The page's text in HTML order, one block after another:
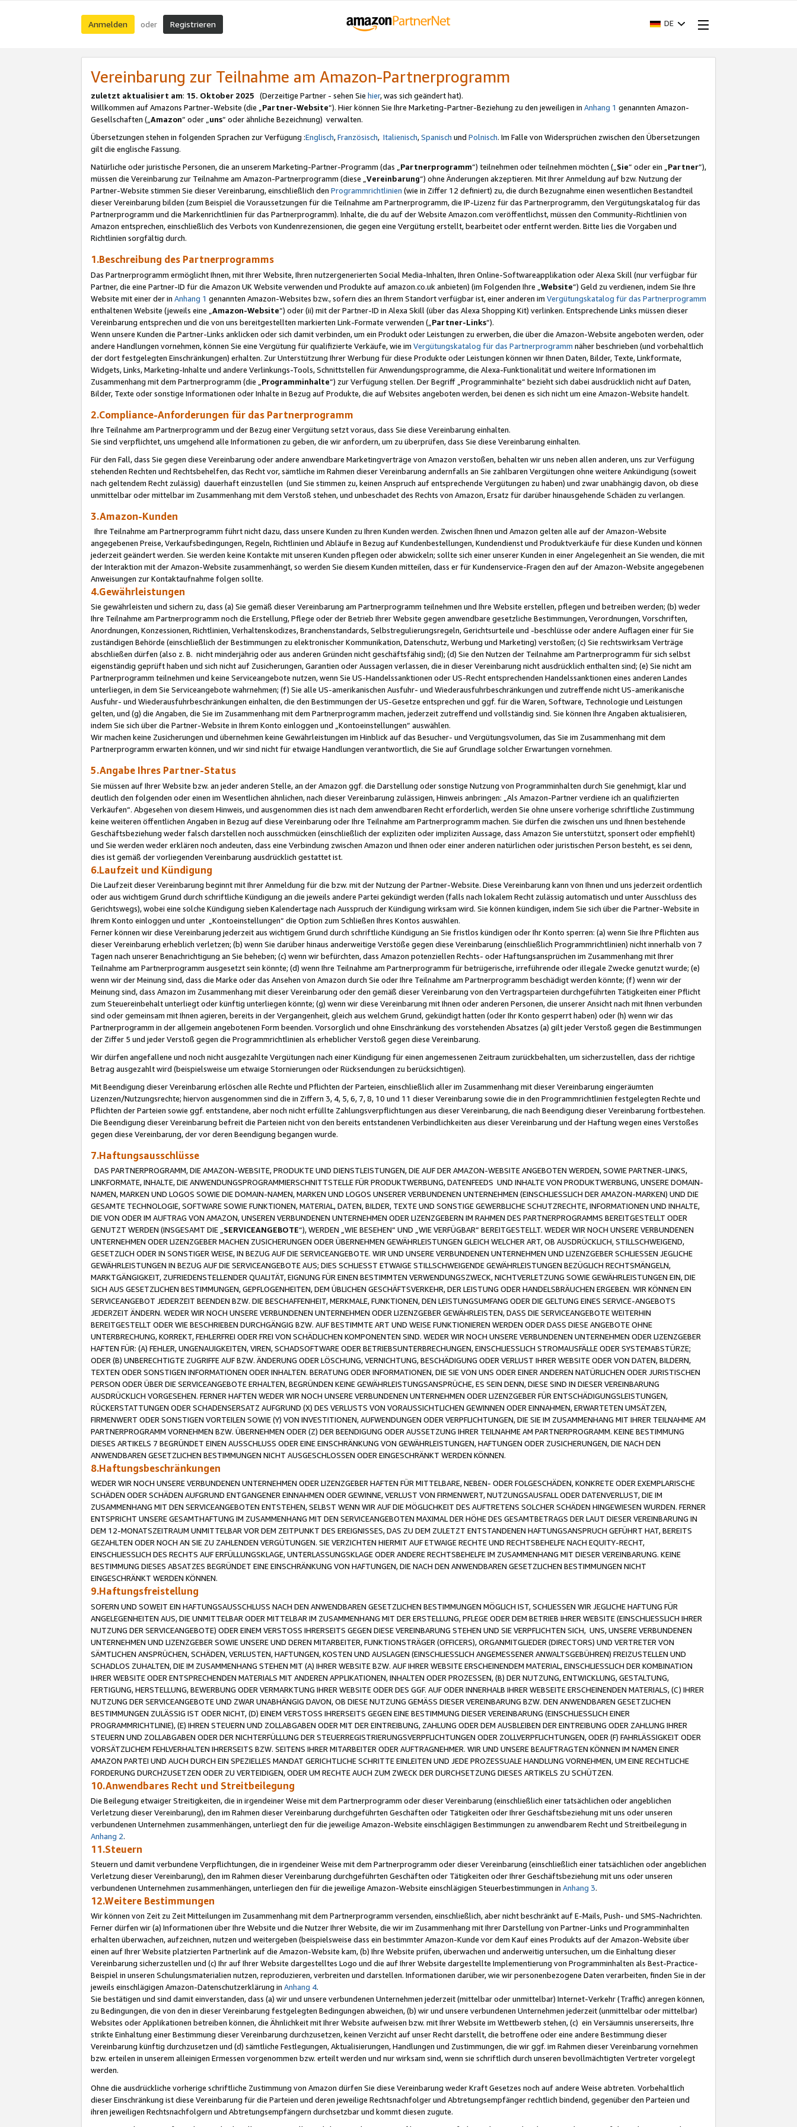
Anmelden oder Registrieren DE
Vereinbarung zur Teilnahme am Amazon-Partnerprogramm
zuletzt aktualisiert am: 15. Oktober 2025 (Derzeitige Partner - sehen Sie hier, was sich geändert hat).
Willkommen auf Amazons Partner-Website (die „Partner-Website“). Hier können Sie Ihre Marketing-Partner-Beziehung zu den jeweiligen in Anhang 1 genannten Amazon-
Gesellschaften („Amazon“ oder „uns“ oder ähnliche Bezeichnung) verwalten.
Übersetzungen stehen in folgenden Sprachen zur Verfügung :Englisch,Französisch, Italienisch,Spanisch und Polnisch. Im Falle von Widersprüchen zwischen den Übersetzungen
gilt die englische Fassung.
Natürliche oder juristische Personen, die an unserem Marketing-Partner-Programm (das „Partnerprogramm“) teilnehmen oder teilnehmen möchten („Sie“ oder ein „Partner“),
müssen die Vereinbarung zur Teilnahme am Amazon-Partnerprogramm (diese „Vereinbarung“) ohne Änderungen akzeptieren. Mit Ihrer Anmeldung auf bzw. Nutzung der
Partner-Website stimmen Sie dieser Vereinbarung, einschließlich den Programmrichtlinien (wie in Ziffer 12 definiert) zu, die durch Bezugnahme einen wesentlichen Bestandteil
dieser Vereinbarung bilden (zum Beispiel die Voraussetzungen für die Teilnahme am Partnerprogramm, die IP-Lizenz für das Partnerprogramm, den Vergütungskatalog für das
Partnerprogramm und die Markenrichtlinien für das Partnerprogramm). Inhalte, die du auf der Website Amazon.com veröffentlichst, müssen den Community-Richtlinien von
Amazon entsprechen, einschließlich des Verbots von Kundenrezensionen, die gegen eine Vergütung erstellt, bearbeitet oder entfernt werden. Bitte lies die Vorgaben und
Richtlinien sorgfältig durch.
1.Beschreibung des Partnerprogramms
Das Partnerprogramm ermöglicht Ihnen, mit Ihrer Website, Ihren nutzergenerierten Social Media-Inhalten, Ihren Online-Softwareapplikation oder Alexa Skill (nur verfügbar für
Partner, die eine Partner-ID für die Amazon UK Website verwenden und Produkte auf amazon.co.uk anbieten) (im Folgenden Ihre „ Website“) Geld zu verdienen, indem Sie Ihre
Website mit einer der in Anhang 1 genannten Amazon-Websites bzw., sofern dies an Ihrem Standort verfügbar ist, einer anderen im Vergütungskatalog für das Partnerprogramm
enthaltenen Website (jeweils eine „ Amazon-Website“) oder (ii) mit der Partner-ID in Alexa Skill (über das Alexa Shopping Kit) verlinken. Entsprechende Links müssen dieser
Vereinbarung entsprechen und die von uns bereitgestellten markierten Link-Formate verwenden („ Partner-Links“).
Wenn unsere Kunden die Partner-Links anklicken oder sich damit verbinden, um ein Produkt oder Leistungen zu erwerben, die über die Amazon-Website angeboten werden, oder
andere Handlungen vornehmen, können Sie eine Vergütung für qualifizierte Verkäufe, wie im Vergütungskatalog für das Partnerprogramm näher beschrieben (und vorbehaltlich
der dort festgelegten Einschränkungen) erhalten. Zur Unterstützung Ihrer Werbung für diese Produkte oder Leistungen können wir Ihnen Daten, Bilder, Texte, Linkformate,
Widgets, Links, Marketing-Inhalte und andere Verlinkungs-Tools, Schnittstellen für Anwendungsprogramme, die Alexa-Funktionalität und weitere Informationen im
Zusammenhang mit dem Partnerprogramm (die „ Programminhalte“) zur Verfügung stellen. Der Begriff „Programminhalte“ bezieht sich dabei ausdrücklich nicht auf Daten,
Bilder, Texte oder sonstige Informationen oder Inhalte in Bezug auf Produkte, die auf Websites angeboten werden, bei denen es sich nicht um eine Amazon-Website handelt.
2.Compliance-Anforderungen für das Partnerprogramm
Ihre Teilnahme am Partnerprogramm und der Bezug einer Vergütung setzt voraus, dass Sie diese Vereinbarung einhalten.
Sie sind verpflichtet, uns umgehend alle Informationen zu geben, die wir anfordern, um zu überprüfen, dass Sie diese Vereinbarung einhalten.
Für den Fall, dass Sie gegen diese Vereinbarung oder andere anwendbare Marketingverträge von Amazon verstoßen, behalten wir uns neben allen anderen, uns zur Verfügung
stehenden Rechten und Rechtsbehelfen, das Recht vor, sämtliche im Rahmen dieser Vereinbarung andernfalls an Sie zahlbaren Vergütungen ohne weitere Ankündigung (soweit
nach geltendem Recht zulässig) dauerhaft einzustellen (und Sie stimmen zu, keinen Anspruch auf entsprechende Vergütungen zu haben) und zwar unabhängig davon, ob diese
unmittelbar oder mittelbar im Zusammenhang mit dem Verstoß stehen, und unbeschadet des Rechts von Amazon, Ersatz für darüber hinausgehende Schäden zu verlangen.
3.Amazon-Kunden
Ihre Teilnahme am Partnerprogramm führt nicht dazu, dass unsere Kunden zu Ihren Kunden werden. Zwischen Ihnen und Amazon gelten alle auf der Amazon-Website
angegebenen Preise, Verkaufsbedingungen, Regeln, Richtlinien und Abläufe in Bezug auf Kundenbestellungen, Kundendienst und Produktverkäufe für diese Kunden und können
jederzeit geändert werden. Sie werden keine Kontakte mit unseren Kunden pflegen oder abwickeln; sollte sich einer unserer Kunden in einer Angelegenheit an Sie wenden, die mit
der Interaktion mit der Amazon-Website zusammenhängt, so werden Sie diesem Kunden mitteilen, dass er für Kundenservice-Fragen den auf der Amazon-Website angegebenen
Anweisungen zur Kontaktaufnahme folgen sollte.
4.Gewährleistungen
Sie gewährleisten und sichern zu, dass (a) Sie gemäß dieser Vereinbarung am Partnerprogramm teilnehmen und Ihre Website erstellen, pflegen und betreiben werden; (b) weder
Ihre Teilnahme am Partnerprogramm noch die Erstellung, Pflege oder der Betrieb Ihrer Website gegen anwendbare gesetzliche Bestimmungen, Verordnungen, Vorschriften,
Anordnungen, Konzessionen, Richtlinien, Verhaltenskodizes, Branchenstandards, Selbstregulierungsregeln, Gerichtsurteile und -beschlüsse oder andere Auflagen einer für Sie
zuständigen Behörde (einschließlich der Bestimmungen zu elektronischer Kommunikation, Datenschutz, Werbung und Marketing) verstoßen; (c) Sie rechtswirksam Verträge
abschließen dürfen (also z. B. nicht minderjährig oder aus anderen Gründen nicht geschäftsfähig sind); (d) Sie den Nutzen der Teilnahme am Partnerprogramm für sich selbst
eigenständig geprüft haben und sich nicht auf Zusicherungen, Garantien oder Aussagen verlassen, die in dieser Vereinbarung nicht ausdrücklich enthalten sind; (e) Sie nicht am
Partnerprogramm teilnehmen und keine Serviceangebote nutzen, wenn Sie US-Handelssanktionen oder US-Recht entsprechenden Handelssanktionen eines anderen Landes
unterliegen, in dem Sie Serviceangebote wahrnehmen; (f) Sie alle US-amerikanischen Ausfuhr- und Wiederausfuhrbeschränkungen und zutreffende nicht US-amerikanische
Ausfuhr- und Wiederausfuhrbeschränkungen einhalten, die den Bestimmungen der US-Gesetze entsprechen und ggf. für die Waren, Software, Technologie und Leistungen
gelten, und (g) die Angaben, die Sie im Zusammenhang mit dem Partnerprogramm machen, jederzeit zutreffend und vollständig sind. Sie können Ihre Angaben aktualisieren,
indem Sie sich über die Partner-Website in Ihrem Konto einloggen und „Kontoeinstellungen“ auswählen.
Wir machen keine Zusicherungen und übernehmen keine Gewährleistungen im Hinblick auf das Besucher- und Vergütungsvolumen, das Sie im Zusammenhang mit dem
Partnerprogramm erwarten können, und wir sind nicht für etwaige Handlungen verantwortlich, die Sie auf Grundlage solcher Erwartungen vornehmen.
5.Angabe Ihres Partner-Status
Sie müssen auf Ihrer Website bzw. an jeder anderen Stelle, an der Amazon ggf. die Darstellung oder sonstige Nutzung von Programminhalten durch Sie genehmigt, klar und
deutlich den folgenden oder einen im Wesentlichen ähnlichen, nach dieser Vereinbarung zulässigen, Hinweis anbringen: „Als Amazon-Partner verdiene ich an qualifizierten
Verkäufen“. Abgesehen von diesem Hinweis, und ausgenommen dies ist nach dem anwendbaren Recht erforderlich, werden Sie ohne unsere vorherige schriftliche Zustimmung
keine weiteren öffentlichen Angaben in Bezug auf diese Vereinbarung oder Ihre Teilnahme am Partnerprogramm machen. Sie dürfen die zwischen uns und Ihnen bestehende
Geschäftsbeziehung weder falsch darstellen noch ausschmücken (einschließlich der expliziten oder impliziten Aussage, dass Amazon Sie unterstützt, sponsert oder empfiehlt)
und Sie werden weder erklären noch andeuten, dass eine Verbindung zwischen Amazon und Ihnen oder einer anderen natürlichen oder juristischen Person besteht, es sei denn,
dies ist gemäß der vorliegenden Vereinbarung ausdrücklich gestattet ist.
6.Laufzeit und Kündigung
Die Laufzeit dieser Vereinbarung beginnt mit Ihrer Anmeldung für die bzw. mit der Nutzung der Partner-Website. Diese Vereinbarung kann von Ihnen und uns jederzeit ordentlich
oder aus wichtigem Grund durch schriftliche Kündigung an die jeweils andere Partei gekündigt werden (falls nach lokalem Recht zulässig automatisch und unter Ausschluss des
Gerichtswegs), wobei eine solche Kündigung sieben Kalendertage nach Ausspruch der Kündigung wirksam wird. Sie können kündigen, indem Sie sich über die Partner-Website in
Ihrem Konto einloggen und unter „Kontoeinstellungen“ die Option zum Schließen Ihres Kontos auswählen.
Ferner können wir diese Vereinbarung jederzeit aus wichtigem Grund durch schriftliche Kündigung an Sie fristlos kündigen oder Ihr Konto sperren: (a) wenn Sie Ihre Pflichten aus
dieser Vereinbarung erheblich verletzen; (b) wenn Sie darüber hinaus anderweitige Verstöße gegen diese Vereinbarung (einschließlich Programmrichtlinien) nicht innerhalb von 7
Tagen nach unserer Benachrichtigung an Sie beheben; (c) wenn wir befürchten, dass Amazon potenziellen Rechts- oder Haftungsansprüchen im Zusammenhang mit Ihrer
Teilnahme am Partnerprogramm ausgesetzt sein könnte; (d) wenn Ihre Teilnahme am Partnerprogramm für betrügerische, irreführende oder illegale Zwecke genutzt wurde; (e)
wenn wir der Meinung sind, dass die Marke oder das Ansehen von Amazon durch Sie oder Ihre Teilnahme am Partnerprogramm beschädigt werden könnte; (f) wenn wir der
Meinung sind, dass Amazon im Zusammenhang mit dieser Vereinbarung oder den gemäß dieser Vereinbarung von den Vertragsparteien durchgeführten Tätigkeiten einer Pflicht
zum Steuereinbehalt unterliegt oder künftig unterliegen könnte; (g) wenn wir diese Vereinbarung mit Ihnen oder anderen Personen, die unserer Ansicht nach mit Ihnen verbunden
sind oder gemeinsam mit Ihnen agieren, bereits in der Vergangenheit, gleich aus welchem Grund, gekündigt hatten (oder Ihr Konto gesperrt haben) oder (h) wenn wir das
Partnerprogramm in der allgemein angebotenen Form beenden. Vorsorglich und ohne Einschränkung des vorstehenden Absatzes (a) gilt jeder Verstoß gegen die Bestimmungen
der Ziffer 5 und jeder Verstoß gegen die Programmrichtlinien als erheblicher Verstoß gegen diese Vereinbarung.
Wir dürfen angefallene und noch nicht ausgezahlte Vergütungen nach einer Kündigung für einen angemessenen Zeitraum zurückbehalten, um sicherzustellen, dass der richtige
Betrag ausgezahlt wird (beispielsweise um etwaige Stornierungen oder Rücksendungen zu berücksichtigen).
Mit Beendigung dieser Vereinbarung erlöschen alle Rechte und Pflichten der Parteien, einschließlich aller im Zusammenhang mit dieser Vereinbarung eingeräumten
Lizenzen/Nutzungsrechte; hiervon ausgenommen sind die in Ziffern 3, 4, 5, 6, 7, 8, 10 und 11 dieser Vereinbarung sowie die in den Programmrichtlinien festgelegten Rechte und
Pflichten der Parteien sowie ggf. entstandene, aber noch nicht erfüllte Zahlungsverpflichtungen aus dieser Vereinbarung, die nach Beendigung dieser Vereinbarung fortbestehen.
Die Beendigung dieser Vereinbarung befreit die Parteien nicht von den bereits entstandenen Verbindlichkeiten aus dieser Vereinbarung und der Haftung wegen eines Verstoßes
gegen diese Vereinbarung, der vor deren Beendigung begangen wurde.
7.Haftungsausschlüsse
DAS PARTNERPROGRAMM, DIE AMAZON-WEBSITE, PRODUKTE UND DIENSTLEISTUNGEN, DIE AUF DER AMAZON-WEBSITE ANGEBOTEN WERDEN, SOWIE PARTNER-LINKS,
LINKFORMATE, INHALTE, DIE ANWENDUNGSPROGRAMMIERSCHNITTSTELLE FÜR PRODUKTWERBUNG, DATENFEEDS UND INHALTE VON PRODUKTWERBUNG, UNSERE DOMAIN-
NAMEN, MARKEN UND LOGOS SOWIE DIE DOMAIN-NAMEN, MARKEN UND LOGOS UNSERER VERBUNDENEN UNTERNEHMEN (EINSCHLIESSLICH DER AMAZON-MARKEN) UND DIE
GESAMTE TECHNOLOGIE, SOFTWARE SOWIE FUNKTIONEN, MATERIAL, DATEN, BILDER, TEXTE UND SONSTIGE GEWERBLICHE SCHUTZRECHTE, INFORMATIONEN UND INHALTE,
DIE VON ODER IM AUFTRAG VON AMAZON, UNSEREN VERBUNDENEN UNTERNEHMEN ODER LIZENZGEBERN IM RAHMEN DES PARTNERPROGRAMMS BEREITGESTELLT ODER
GENUTZT WERDEN (INSGESAMT DIE „ SERVICEANGEBOTE“), WERDEN „WIE BESEHEN“ UND „WIE VERFÜGBAR“ BEREITGESTELLT. WEDER WIR NOCH UNSERE VERBUNDENEN
UNTERNEHMEN ODER LIZENZGEBER MACHEN ZUSICHERUNGEN ODER ÜBERNEHMEN GEWÄHRLEISTUNGEN GLEICH WELCHER ART, OB AUSDRÜCKLICH, STILLSCHWEIGEND,
GESETZLICH ODER IN SONSTIGER WEISE, IN BEZUG AUF DIE SERVICEANGEBOTE. WIR UND UNSERE VERBUNDENEN UNTERNEHMEN UND LIZENZGEBER SCHLIESSEN JEGLICHE
GEWÄHRLEISTUNGEN IN BEZUG AUF DIE SERVICEANGEBOTE AUS; DIES SCHLIESST ETWAIGE STILLSCHWEIGENDE GEWÄHRLEISTUNGEN BEZÜGLICH RECHTSMÄNGELN,
MARKTGÄNGIGKEIT, ZUFRIEDENSTELLENDER QUALITÄT, EIGNUNG FÜR EINEN BESTIMMTEN VERWENDUNGSZWECK, NICHTVERLETZUNG SOWIE GEWÄHRLEISTUNGEN EIN, DIE
SICH AUS GESETZLICHEN BESTIMMUNGEN, GEPFLOGENHEITEN, DEM ÜBLICHEN GESCHÄFTSVERKEHR, DER LEISTUNG ODER HANDELSBRÄUCHEN ERGEBEN. WIR KÖNNEN EIN
SERVICEANGEBOT JEDERZEIT BEENDEN BZW. DIE BESCHAFFENHEIT, MERKMALE, FUNKTIONEN, DEN LEISTUNGSUMFANG ODER DIE GELTUNG EINES SERVICE-ANGEBOTS
JEDERZEIT ÄNDERN. WEDER WIR NOCH UNSERE VERBUNDENEN UNTERNEHMEN ODER LIZENZGEBER GEWÄHRLEISTEN, DASS DIE SERVICEANGEBOTE WEITERHIN
BEREITGESTELLT ODER WIE BESCHRIEBEN DURCHGÄNGIG BZW. AUF BESTIMMTE ART UND WEISE FUNKTIONIEREN WERDEN ODER DASS DIESE ANGEBOTE OHNE
UNTERBRECHUNG, KORREKT, FEHLERFREI ODER FREI VON SCHÄDLICHEN KOMPONENTEN SIND. WEDER WIR NOCH UNSERE VERBUNDENEN UNTERNEHMEN ODER LIZENZGEBER
HAFTEN FÜR: (A) FEHLER, UNGENAUIGKEITEN, VIREN, SCHADSOFTWARE ODER BETRIEBSUNTERBRECHUNGEN, EINSCHLIESSLICH STROMAUSFÄLLE ODER SYSTEMABSTÜRZE;
ODER (B) UNBERECHTIGTE ZUGRIFFE AUF BZW. ÄNDERUNG ODER LÖSCHUNG, VERNICHTUNG, BESCHÄDIGUNG ODER VERLUST IHRER WEBSITE ODER VON DATEN, BILDERN,
TEXTEN ODER SONSTIGEN INFORMATIONEN ODER INHALTEN. BERATUNG ODER INFORMATIONEN, DIE SIE VON UNS ODER EINER ANDEREN NATÜRLICHEN ODER JURISTISCHEN
PERSON ODER ÜBER DIE SERVICEANGEBOTE ERHALTEN, BEGRÜNDEN KEINE GEWÄHRLEISTUNGSANSPRÜCHE, ES SEIN DENN, DIESE SIND IN DIESER VEREINBARUNG
AUSDRÜCKLICH VORGESEHEN. FERNER HAFTEN WEDER WIR NOCH UNSERE VERBUNDENEN UNTERNEHMEN ODER LIZENZGEBER FÜR ENTSCHÄDIGUNGSLEISTUNGEN,
RÜCKERSTATTUNGEN ODER SCHADENSERSATZ AUFGRUND (X) DES VERLUSTS VON VORAUSSICHTLICHEN GEWINNEN ODER EINNAHMEN, ERWARTETEN UMSÄTZEN,
FIRMENWERT ODER SONSTIGEN VORTEILEN SOWIE (Y) VON INVESTITIONEN, AUFWENDUNGEN ODER VERPFLICHTUNGEN, DIE SIE IM ZUSAMMENHANG MIT IHRER TEILNAHME AM
PARTNERPROGRAMM VORNEHMEN BZW. ÜBERNEHMEN ODER (Z) DER BEENDIGUNG ODER AUSSETZUNG IHRER TEILNAHME AM PARTNERPROGRAMM. KEINE BESTIMMUNG
DIESES ARTIKELS 7 BEGRÜNDET EINEN AUSSCHLUSS ODER EINE EINSCHRÄNKUNG VON GEWÄHRLEISTUNGEN, HAFTUNGEN ODER ZUSICHERUNGEN, DIE NACH DEN
ANWENDBAREN GESETZLICHEN BESTIMMUNGEN NICHT AUSGESCHLOSSEN ODER EINGESCHRÄNKT WERDEN KÖNNEN.
8.Haftungsbeschränkungen
WEDER WIR NOCH UNSERE VERBUNDENEN UNTERNEHMEN ODER LIZENZGEBER HAFTEN FÜR MITTELBARE, NEBEN- ODER FOLGESCHÄDEN, KONKRETE ODER EXEMPLARISCHE
SCHÄDEN ODER SCHÄDEN AUFGRUND ENTGANGENER EINNAHMEN ODER GEWINNE, VERLUST VON FIRMENWERT, NUTZUNGSAUSFALL ODER DATENVERLUST, DIE IM
ZUSAMMENHANG MIT DEN SERVICEANGEBOTEN ENTSTEHEN, SELBST WENN WIR AUF DIE MÖGLICHKEIT DES AUFTRETENS SOLCHER SCHÄDEN HINGEWIESEN WURDEN. FERNER
ENTSPRICHT UNSERE GESAMTHAFTUNG IM ZUSAMMENHANG MIT DEN SERVICEANGEBOTEN MAXIMAL DER HÖHE DES GESAMTBETRAGS DER LAUT DIESER VEREINBARUNG IN
DEM 12-MONATSZEITRAUM UNMITTELBAR VOR DEM ZEITPUNKT DES EREIGNISSES, DAS ZU DEM ZULETZT ENTSTANDENEN HAFTUNGSANSPRUCH GEFÜHRT HAT, BEREITS
GEZAHLTEN ODER NOCH AN SIE ZU ZAHLENDEN VERGÜTUNGEN. SIE VERZICHTEN HIERMIT AUF ETWAIGE RECHTE UND RECHTSBEHELFE NACH EQUITY-RECHT,
EINSCHLIESSLICH DES RECHTS AUF ERFÜLLUNGSKLAGE, UNTERLASSUNGSKLAGE ODER ANDERE RECHTSBEHELFE IM ZUSAMMENHANG MIT DIESER VEREINBARUNG. KEINE
BESTIMMUNG DIESES ABSATZES BEGRÜNDET EINE EINSCHRÄNKUNG VON HAFTUNGEN, DIE NACH DEN ANWENDBAREN GESETZLICHEN BESTIMMUNGEN NICHT
EINGESCHRÄNKT WERDEN KÖNNEN.
9.Haftungsfreistellung
SOFERN UND SOWEIT EIN HAFTUNGSAUSSCHLUSS NACH DEN ANWENDBAREN GESETZLICHEN BESTIMMUNGEN MÖGLICH IST, SCHLIESSEN WIR JEGLICHE HAFTUNG FÜR
ANGELEGENHEITEN AUS, DIE UNMITTELBAR ODER MITTELBAR IM ZUSAMMENHANG MIT DER ERSTELLUNG, PFLEGE ODER DEM BETRIEB IHRER WEBSITE (EINSCHLIESSLICH IHRER
NUTZUNG DER SERVICEANGEBOTE) ODER EINEM VERSTOSS IHRERSEITS GEGEN DIESE VEREINBARUNG STEHEN UND SIE VERPFLICHTEN SICH, UNS, UNSERE VERBUNDENEN
UNTERNEHMEN UND LIZENZGEBER SOWIE UNSERE UND DEREN MITARBEITER, FUNKTIONSTRÄGER (OFFICERS), ORGANMITGLIEDER (DIRECTORS) UND VERTRETER VON
SÄMTLICHEN ANSPRÜCHEN, SCHÄDEN, VERLUSTEN, HAFTUNGEN, KOSTEN UND AUSLAGEN (EINSCHLIESSLICH ANGEMESSENER ANWALTSGEBÜHREN) FREIZUSTELLEN UND
SCHADLOS ZUHALTEN, DIE IM ZUSAMMENHANG STEHEN MIT (A) IHRER WEBSITE BZW. AUF IHRER WEBSITE ERSCHEINENDEM MATERIAL, EINSCHLIESSLICH DER KOMBINATION
IHRER WEBSITE ODER ENTSPRECHENDEN MATERIALS MIT ANDEREN APPLIKATIONEN, INHALTEN ODER PROZESSEN, (B) DER NUTZUNG, ENTWICKLUNG, GESTALTUNG,
FERTIGUNG, HERSTELLUNG, BEWERBUNG ODER VERMARKTUNG IHRER WEBSITE ODER DES GGF. AUF ODER INNERHALB IHRER WEBSEITE ERSCHEINENDEN MATERIALS, (C) IHRER
NUTZUNG DER SERVICEANGEBOTE UND ZWAR UNABHÄNGIG DAVON, OB DIESE NUTZUNG GEMÄSS DIESER VEREINBARUNG BZW. DEN ANWENDBAREN GESETZLICHEN
BESTIMMUNGEN ZULÄSSIG IST ODER NICHT, (D) EINEM VERSTOSS IHRERSEITS GEGEN EINE BESTIMMUNG DIESER VEREINBARUNG (EINSCHLIESSLICH EINER
PROGRAMMRICHTLINIE), (E) IHREN STEUERN UND ZOLLABGABEN ODER MIT DER EINTREIBUNG, ZAHLUNG ODER DEM AUSBLEIBEN DER EINTREIBUNG ODER ZAHLUNG IHRER
STEUERN UND ZOLLABGABEN ODER DER NICHTERFÜLLUNG DER STEUERREGISTRIERUNGSVERPFLICHTUNGEN ODER ZOLLVERPFLICHTUNGEN, ODER (F) FAHRLÄSSIGKEIT ODER
VORSÄTZLICHEM FEHLVERHALTEN IHRERSEITS BZW. SEITENS IHRER MITARBEITER ODER AUFTRAGNEHMER. WIR UND UNSERE BEAUFTRAGTEN KÖNNEN IM NAMEN EINER
AMAZON PARTEI UND AUCH DURCH EIN SPEZIELLES MANDAT GERICHTLICHE SCHRITTE EINLEITEN UND JEDE PROZESSUALE HANDLUNG VORNEHMEN, UM EINE RECHTLICHE
FORDERUNG DURCHZUSETZEN ODER ZU VERTEIDIGEN, ODER UM RECHTE AUCH ZUM ZWECK DER DURCHSETZUNG DIESES ARTIKELS ZU SCHÜTZEN.
10.Anwendbares Recht und Streitbeilegung
Die Beilegung etwaiger Streitigkeiten, die in irgendeiner Weise mit dem Partnerprogramm oder dieser Vereinbarung (einschließlich einer tatsächlichen oder angeblichen
Verletzung dieser Vereinbarung), den im Rahmen dieser Vereinbarung durchgeführten Geschäften oder Tätigkeiten oder Ihrer Geschäftsbeziehung mit uns oder unseren
verbundenen Unternehmen zusammenhängen, unterliegt den für die jeweilige Amazon-Website einschlägigen Bestimmungen zu anwendbarem Recht und Streitbeilegung in
Anhang 2.
11.Steuern
Steuern und damit verbundene Verpflichtungen, die in irgendeiner Weise mit dem Partnerprogramm oder dieser Vereinbarung (einschließlich einer tatsächlichen oder angeblichen
Verletzung dieser Vereinbarung), den im Rahmen dieser Vereinbarung durchgeführten Geschäften oder Tätigkeiten oder Ihrer Geschäftsbeziehung mit uns oder unseren
verbundenen Unternehmen zusammenhängen, unterliegen den für die jeweilige Amazon-Website einschlägigen Steuerbestimmungen in Anhang 3.
12.Weitere Bestimmungen
Wir können von Zeit zu Zeit Mitteilungen im Zusammenhang mit dem Partnerprogramm versenden, einschließlich, aber nicht beschränkt auf E-Mails, Push- und SMS-Nachrichten.
Ferner dürfen wir (a) Informationen über Ihre Website und die Nutzer Ihrer Website, die wir im Zusammenhang mit Ihrer Darstellung von Partner-Links und Programminhalten
erhalten überwachen, aufzeichnen, nutzen und weitergeben (beispielsweise dass ein bestimmter Amazon-Kunde vor dem Kauf eines Produkts auf der Amazon-Website über
einen auf Ihrer Website platzierten Partnerlink auf die Amazon-Website kam, (b) Ihre Website prüfen, überwachen und anderweitig untersuchen, um die Einhaltung dieser
Vereinbarung sicherzustellen und (c) Ihr auf Ihrer Website dargestelltes Logo und die auf Ihrer Website dargestellte Implementierung von Programminhalten als Best-Practice-
Beispiel in unseren Schulungsmaterialien nutzen, reproduzieren, verbreiten und darstellen. Informationen darüber, wie wir personenbezogene Daten verarbeiten, finden Sie in der
jeweils einschlägigen Amazon-Datenschutzerklärung in Anhang 4.
Sie bestätigen und sind damit einverstanden, dass (a) wir und unsere verbundenen Unternehmen jederzeit (mittelbar oder unmittelbar) Internet-Verkehr (Traffic) anregen können,
zu Bedingungen, die von den in dieser Vereinbarung festgelegten Bedingungen abweichen, (b) wir und unsere verbundenen Unternehmen jederzeit (unmittelbar oder mittelbar)
Websites oder Applikationen betreiben können, die Ähnlichkeit mit Ihrer Website aufweisen bzw. mit Ihrer Website im Wettbewerb stehen, (c) ein Versäumnis unsererseits, Ihre
strikte Einhaltung einer Bestimmung dieser Vereinbarung durchzusetzen, keinen Verzicht auf unser Recht darstellt, die betroffene oder eine andere Bestimmung dieser
Vereinbarung künftig durchzusetzen und (d) sämtliche Festlegungen, Aktualisierungen, Handlungen und Zustimmungen, die wir ggf. im Rahmen dieser Vereinbarung vornehmen
bzw. erteilen in unserem alleinigen Ermessen vorgenommen bzw. erteilt werden und nur wirksam sind, wenn sie schriftlich durch unseren bevollmächtigten Vertreter vorgelegt
werden.
Ohne die ausdrückliche vorherige schriftliche Zustimmung von Amazon dürfen Sie diese Vereinbarung weder Kraft Gesetzes noch auf andere Weise abtreten. Vorbehaltlich
dieser Einschränkung ist diese Vereinbarung für die Parteien und deren jeweilige Rechtsnachfolger und Abtretungsempfänger rechtlich bindend, gegenüber den Parteien und
ihren jeweiligen Rechtsnachfolgern und Abtretungsempfängern durchsetzbar und kommt diesen zugute.